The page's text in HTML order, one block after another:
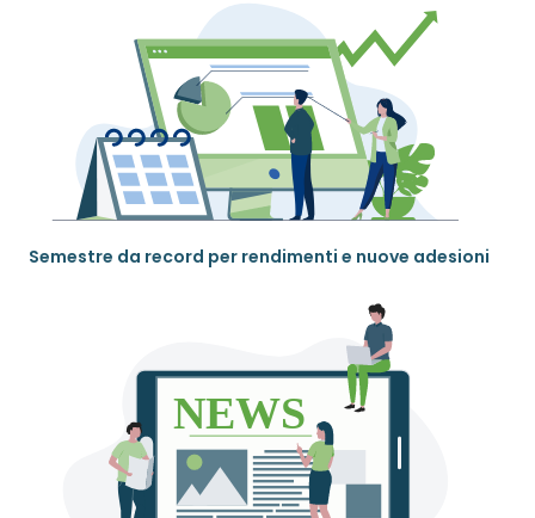
Semestre da record per rendimenti e nuove adesioni